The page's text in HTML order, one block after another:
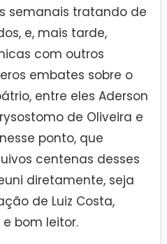
semanais tratando de
e, mais tarde,
com outros
embates sobre o
entre eles Aderson
de Oliveira e
ponto, que
centenas desses
diretamente, seja
de Luiz Costa,
bom leitor.